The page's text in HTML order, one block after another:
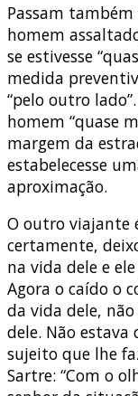
Passam
homem
se estivesse
medida
“pelo outro
homem “quase
margem da
estabelecesse
aproximação.
O outro viajante
certamente,
na vida dele e
Agora o caído o
da vida dele,
dele. Não
sujeito que lhe
Sartre: “Com o